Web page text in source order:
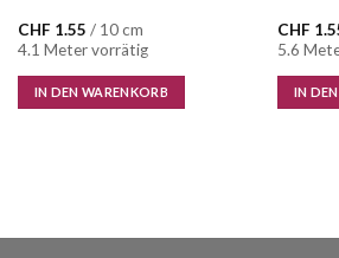
CHF 1.55 / 10 cm
4.1 Meter vorrätig
IN DEN WARENKORB
CHF
5.6
IN